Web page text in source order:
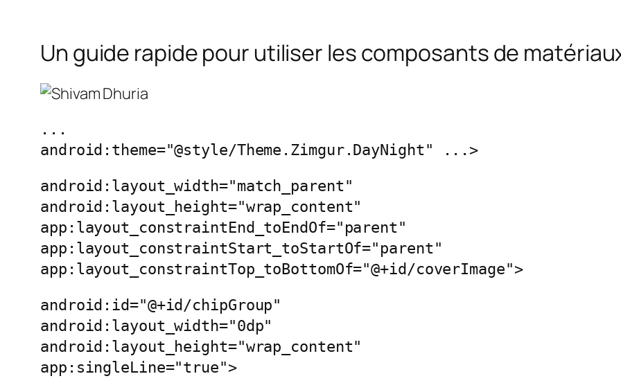
Un guide rapide pour utiliser les composants de
...
android:theme="@style/Theme.Zimgur.DayNight"
...>
android:layout_width="match_parent"
android:layout_height="wrap_content"
app:layout_constraintEnd_toEndOf="parent"
app:layout_constraintStart_toStartOf="parent"
app:layout_constraintTop_toBottomOf="@+id/coverImage">
android:id="@+id/chipGroup"
android:layout_width="0dp"
android:layout_height="wrap_content"
app:singleLine="true">